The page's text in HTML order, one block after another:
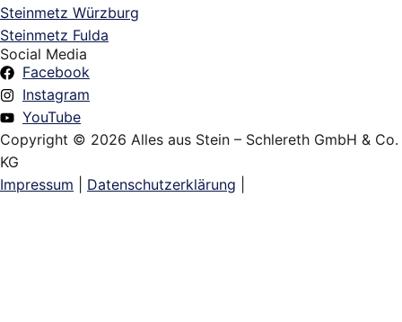
Steinmetz Würzburg
Steinmetz Fulda
Social Media
Facebook
Instagram
YouTube
Copyright © 2026 Alles aus Stein – Schlereth GmbH & Co.
KG
Impressum
Datenschutzerklärung